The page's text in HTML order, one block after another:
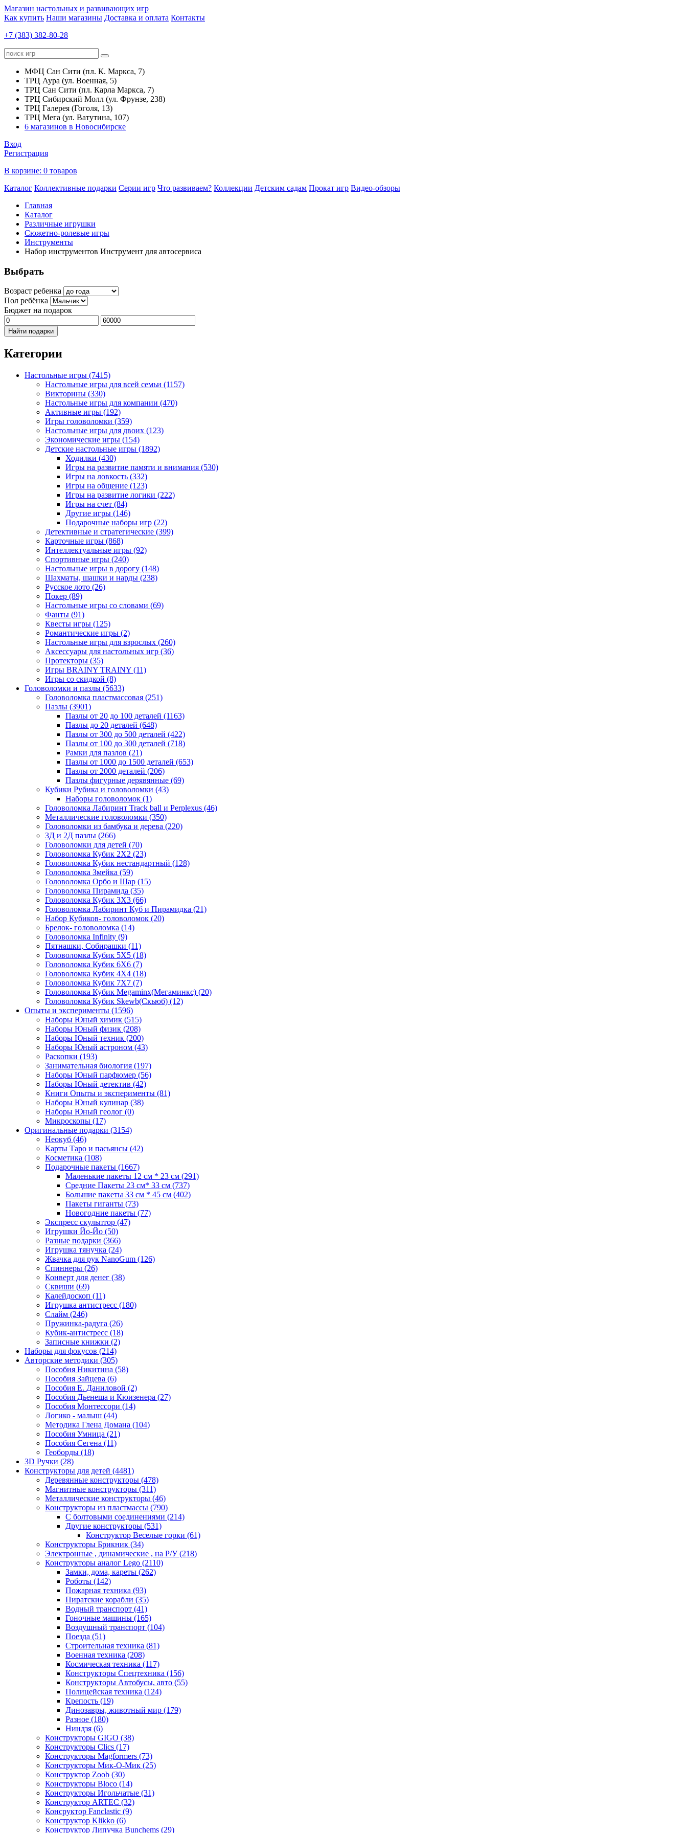
Магазин настольных и развивающих игр
Как купить Наши магазины Доставка и оплата Контакты
+7 (383) 382-80-28
МФЦ Сан Сити (пл. К. Маркса, 7)
ТРЦ Аура (ул. Военная, 5)
ТРЦ Сан Сити (пл. Карла Маркса, 7)
ТРЦ Сибирский Молл (ул. Фрунзе, 238)
ТРЦ Галерея (Гоголя, 13)
ТРЦ Мега (ул. Ватутина, 107)
6 магазинов в Новосибирске
Вход
Регистрация
В корзине: 0 товаров
Каталог Коллективные подарки Серии игр Что развиваем? Коллекции Детским садам Прокат игр Видео-обзоры
Главная
Каталог
Различные игрушки
Сюжетно-ролевые игры
Инструменты
Набор инструментов Инструмент для автосервиса
Выбрать
Возраст ребенка
Пол ребёнка
Бюджет на подарок
Найти подарки
Категории
Настольные игры (7415)
Настольные игры для всей семьи (1157)
Викторины (330)
Настольные игры для компании (470)
Активные игры (192)
Игры головоломки (359)
Настольные игры для двоих (123)
Экономические игры (154)
Детские настольные игры (1892)
Ходилки (430)
Игры на развитие памяти и внимания (530)
Игры на ловкость (332)
Игры на общение (123)
Игры на развитие логики (222)
Игры на счет (84)
Другие игры (146)
Подарочные наборы игр (22)
Детективные и стратегические (399)
Карточные игры (868)
Интеллектуальные игры (92)
Спортивные игры (240)
Настольные игры в дорогу (148)
Шахматы, шашки и нарды (238)
Русское лото (26)
Покер (89)
Настольные игры со словами (69)
Фанты (91)
Квесты игры (125)
Романтические игры (2)
Настольные игры для взрослых (260)
Аксессуары для настольных игр (36)
Протекторы (35)
Игры BRAINY TRAINY (11)
Игры со скидкой (8)
Головоломки и пазлы (5633)
Головоломка пластмассовая (251)
Пазлы (3901)
Пазлы от 20 до 100 деталей (1163)
Пазлы до 20 деталей (648)
Пазлы от 300 до 500 деталей (422)
Пазлы от 100 до 300 деталей (718)
Рамки для пазлов (21)
Пазлы от 1000 до 1500 деталей (653)
Пазлы от 2000 деталей (206)
Пазлы фигурные дерявянные (69)
Кубики Рубика и головоломки (43)
Наборы головоломок (1)
Головоломка Лабиринт Track ball и Perplexus (46)
Металлические головоломки (350)
Головоломки из бамбука и дерева (220)
3Д и 2Д пазлы (266)
Головоломки для детей (70)
Головоломка Кубик 2Х2 (23)
Головоломка Кубик нестандартный (128)
Головоломка Змейка (59)
Головоломка Орбо и Шар (15)
Головоломка Пирамида (35)
Головоломка Кубик 3Х3 (66)
Головоломка Лабиринт Куб и Пирамидка (21)
Набор Кубиков- головоломок (20)
Брелок- головоломка (14)
Головоломка Infinity (9)
Пятнашки, Собирашки (11)
Головоломка Кубик 5Х5 (18)
Головоломка Кубик 6Х6 (7)
Головоломка Кубик 4Х4 (18)
Головоломка Кубик 7Х7 (7)
Головоломка Кубик Megaminx(Мегаминкс) (20)
Головоломка Кубик Skewb(Скьюб) (12)
Опыты и эксперименты (1596)
Наборы Юный химик (515)
Наборы Юный физик (208)
Наборы Юный техник (200)
Наборы Юный астроном (43)
Раскопки (193)
Занимательная биология (197)
Наборы Юный парфюмер (56)
Наборы Юный детектив (42)
Книги Опыты и эксперименты (81)
Наборы Юный кулинар (38)
Наборы Юный геолог (0)
Микроскопы (17)
Оригинальные подарки (3154)
Неокуб (46)
Карты Таро и пасьянсы (42)
Косметика (108)
Подарочные пакеты (1667)
Маленькие пакеты 12 см * 23 см (291)
Средние Пакеты 23 см* 33 см (737)
Большие пакеты 33 см * 45 см (402)
Пакеты гиганты (73)
Новогодние пакеты (77)
Экспресс скульптор (47)
Игрушки Йо-Йо (50)
Разные подарки (366)
Игрушка тянучка (24)
Жвачка для рук NanoGum (126)
Спиннеры (26)
Конверт для денег (38)
Сквиши (69)
Калейдоскоп (11)
Игрушка антистресс (180)
Слайм (246)
Пружинка-радуга (26)
Кубик-антистресс (18)
Записные книжки (2)
Наборы для фокусов (214)
Авторские методики (305)
Пособия Никитина (58)
Пособия Зайцева (6)
Пособия Е. Даниловой (2)
Пособия Дьенеша и Кюизенера (27)
Пособия Монтессори (14)
Логико - малыш (44)
Методика Глена Домана (104)
Пособия Умница (21)
Пособия Сегена (11)
Геоборды (18)
3D Ручки (28)
Конструкторы для детей (4481)
Деревянные конструкторы (478)
Магнитные конструкторы (311)
Металлические конструкторы (46)
Конструкторы из пластмассы (790)
С болтовыми соединениями (214)
Другие конструкторы (531)
Конструктор Веселые горки (61)
Конструкторы Брикник (34)
Электронные , динамические , на Р/У(218)
Конструкторы аналог Lego (2110)
Замки, дома, кареты (262)
Роботы (142)
Пожарная техника (93)
Пиратские корабли (35)
Водный транспорт (41)
Гоночные машины (165)
Воздушный транспорт (104)
Поезда (51)
Строительная техника (81)
Военная техника (208)
Космическая техника (117)
Конструкторы Спецтехника (156)
Конструкторы Автобусы, авто (55)
Полицейская техника (124)
Крепость (19)
Динозавры, животный мир (179)
Разное (180)
Ниндзя (6)
Конструкторы GIGO (38)
Конструкторы Clics (17)
Конструкторы Magformers (73)
Конструкторы Мик-О-Мик (25)
Конструктор Zoob (30)
Конструкторы Bloco (14)
Конструкторы Игольчатые (31)
Конструктор ARTEC (32)
Консруктор Fanclastic (9)
Конструктор Klikko (6)
Конструктор Липучка Bunchems (29)